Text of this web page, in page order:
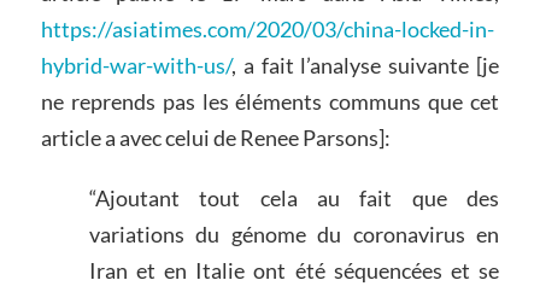
https://asiatimes.com/2020/03/china-locked-in-
hybrid-war-with-us/, a fait l’analyse suivante [je
ne reprends pas les éléments communs que cet
article a avec celui de Renee Parsons]:
“Ajoutant tout cela au fait que des
variations du génome du coronavirus en
Iran et en Italie ont été séquencées et se